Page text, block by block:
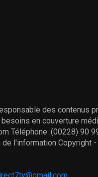
des contenus
en couverture
Téléphone :(00228) 90
de l'information Copyright